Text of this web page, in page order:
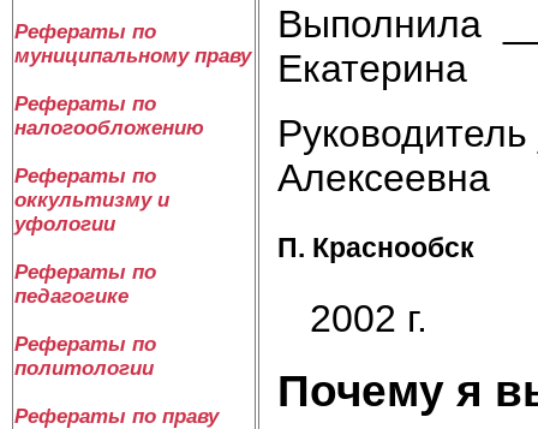
Рефераты по
муниципальному праву
Рефераты по
налогообложению
Рефераты по
оккультизму и
уфологии
Рефераты по
педагогике
Рефераты по
политологии
Рефераты по праву
Выполнила
Екатерина
Алексеевна
П. Краснообск
2002 г.
Почему я